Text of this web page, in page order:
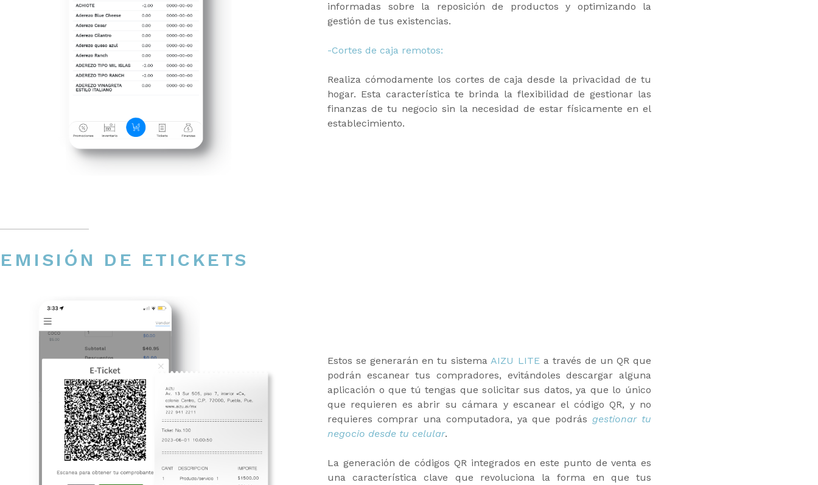
informadas sobre la reposición de productos y optimizando la
gestión de tus existencias.
-Cortes de caja remotos:
Realiza cómodamente los cortes de caja desde la privacidad de tu
hogar. Esta característica te brinda la flexibilidad de gestionar las
finanzas de tu negocio sin la necesidad de estar físicamente en el
establecimiento.
EMISIÓN DE ETICKETS
Estos se generarán en tu sistemaAIZU LITEa través de un QR que
podrán escanear tus compradores, evitándoles descargar alguna
aplicación o que tú tengas que solicitar sus datos, ya que lo único
que requieren es abrir su cámara y escanear el código QR, y no
requieres comprar una computadora, ya que podrás gestionar tu
negocio desde tu celular.
La generación de códigos QR integrados en este punto de venta es
una característica clave que revoluciona la forma en que tus